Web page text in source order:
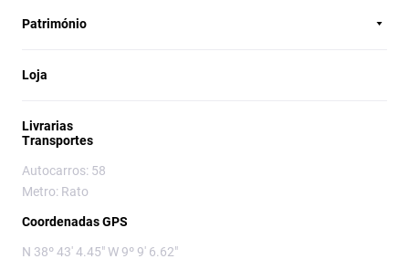
Património
Loja
Livrarias
Transportes
Autocarros: 58
Metro: Rato
Coordenadas GPS
N 38º 43' 4.45" W 9º 9' 6.62"